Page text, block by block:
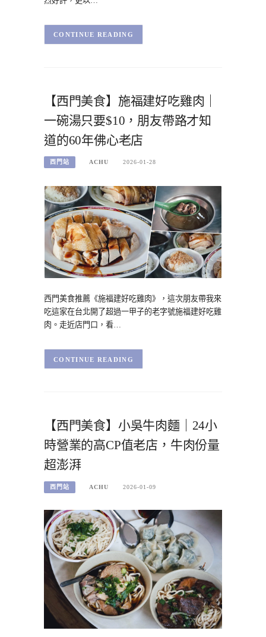
CONTINUE READING
【西門美食】施福建好吃雞肉｜
一碗湯只要$10，朋友帶路才知
道的60年佛心老店
西門站 ACHU 2026-01-28
西門美食推薦《施福建好吃雞肉》，這次朋友帶我來
吃這家在台北開了超過一甲子的老字號施福建好吃雞
肉。走近店門口，看…
CONTINUE READING
【西門美食】小吳牛肉麵｜24小
時營業的高CP值老店，牛肉份量
超澎湃
西門站 ACHU 2026-01-09